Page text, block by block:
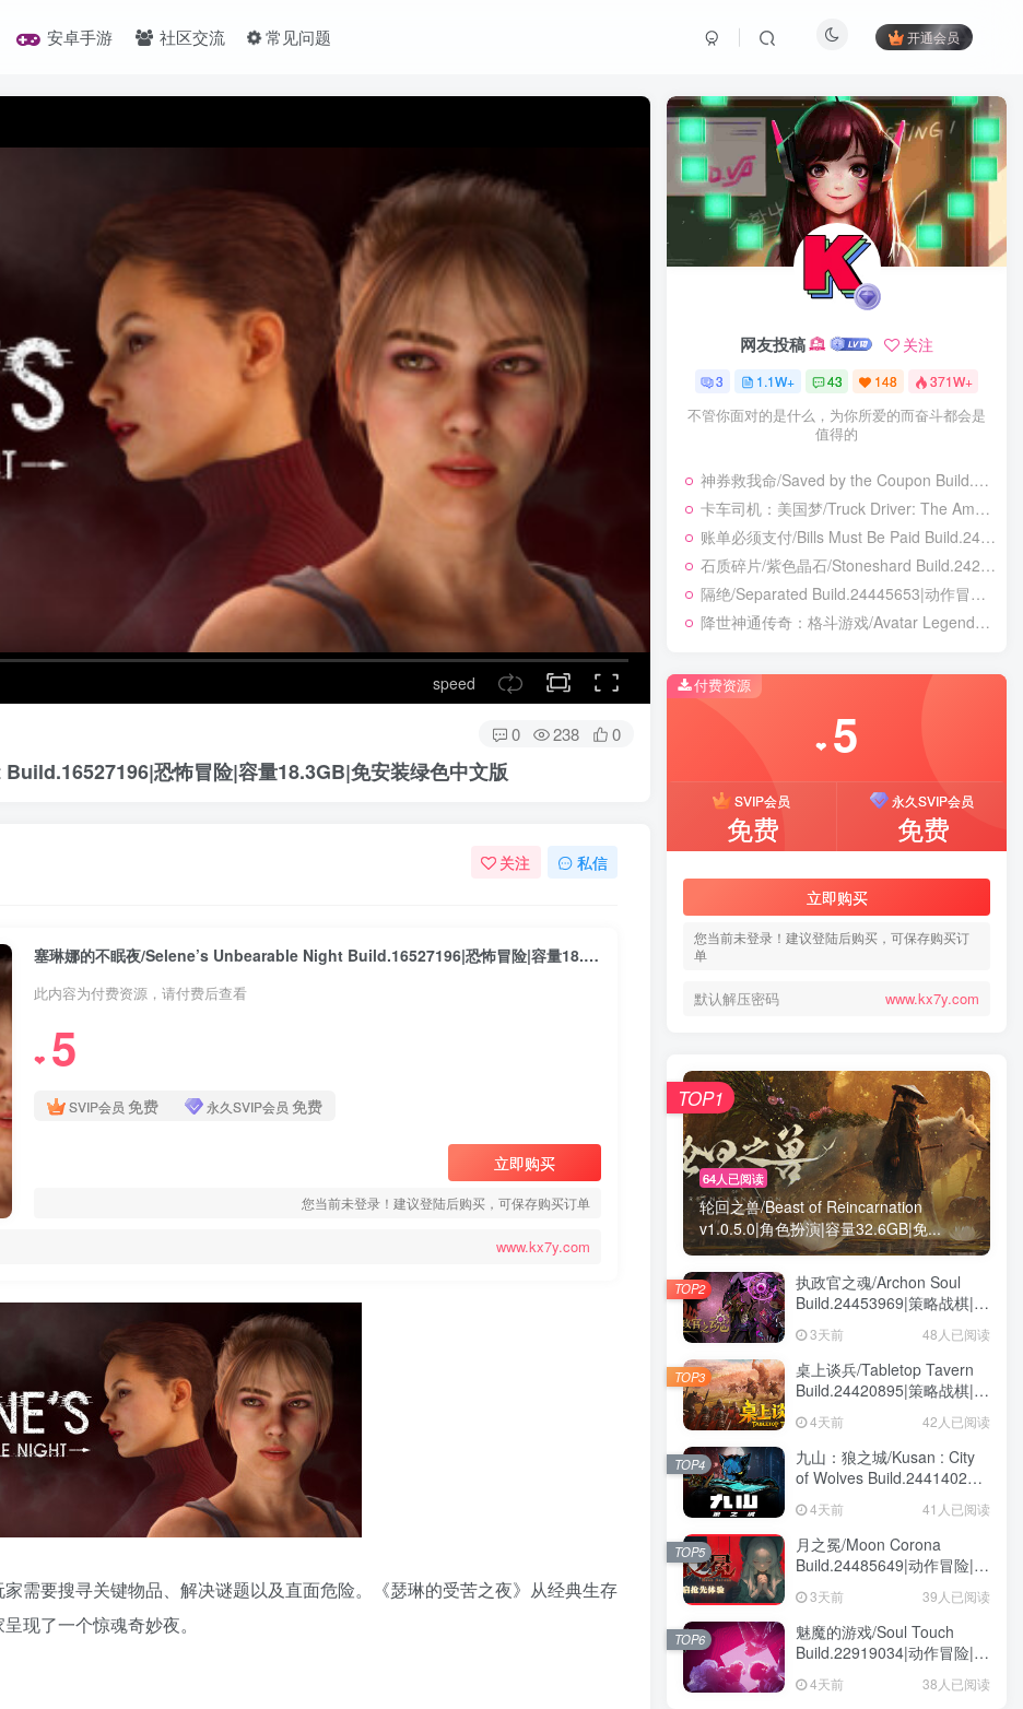
安卓手游 社区交流 常见问题 开通会员
speed
0 238 0
恐怖冒险|容量18.3GB|免安装绿色中文版
关注 私信
塞琳娜的不眠夜/Selene’s Unbearable Night Build.16527196|恐怖冒险|容量18.3GB|免安装绿色中文版
此内容为付费资源，请付费后查看
❤ 5
SVIP会员 免费 永久SVIP会员 免费
立即购买
您当前未登录！建议登陆后购买，可保存购买订单
www.kx7y.com
需要搜寻关键物品、解决谜题以及直面危险。《瑟琳的受苦之夜》从经典生存
现了一个惊魂奇妙夜。
网友投稿 关注
3 1.1W+ 43 148 371W+
不管你面对的是什么，为你所爱的而奋斗都会是
值得的
神券救我命/Saved by the Coupon Build.23925962|休闲益智|容量273B|免安装绿色中文版
卡车司机：美国梦/Truck Driver: The American Dream Build.24390879|模拟经营|容量19.5GB|免安装绿色中文版
账单必须支付/Bills Must Be Paid Build.24451921|动作冒险|容量1.4GB|免安装绿色中文版
石质碎片/紫色晶石/Stoneshard Build.24221199|角色扮演|容量887B|免安装绿色中文版
隔绝/Separated Build.24445653|动作冒险|容量8.1GB|免安装绿色中文版
降世神通传奇：格斗游戏/Avatar Legends: The Fighting Game Build.24421547|动作冒险|容量8.2GB|免安装绿色中文版
付费资源
❤ 5
SVIP会员
免费
永久SVIP会员
免费
立即购买
您当前未登录！建议登陆后购买，可保存购买订
单
默认解压密码 www.kx7y.com
64人已阅读
轮回之兽/Beast of Reincarnation
v1.0.5.0|角色扮演|容量32.6GB|免...
TOP1
执政官之魂/Archon Soul
Build.24453969|策略战棋|容
3天前 48人已阅读
TOP2
桌上谈兵/Tabletop Tavern
Build.24420895|策略战棋|容
量5.9GB|免安装绿色中文版
4天前 42人已阅读
TOP3
九山：狼之城/Kusan : City
of Wolves Build.24414028|
动作冒险|容量1.6GB|免安装
绿色中文版
4天前 41人已阅读
TOP4
月之冕/Moon Corona
Build.24485649|动作冒险|容
量12.1GB|免安装绿色中文版
3天前 39人已阅读
TOP5
魅魔的游戏/Soul Touch
Build.22919034|动作冒险|容
量57.5GB|免安装绿色中文版
4天前 38人已阅读
TOP6